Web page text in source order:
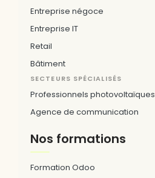
Entreprise négoce
Entreprise IT
Retail
Bâtiment
SECTEURS SPÉCIALISÉS
Professionnels photovoltaïques
Agence de communication
Nos formations
Formation Odoo